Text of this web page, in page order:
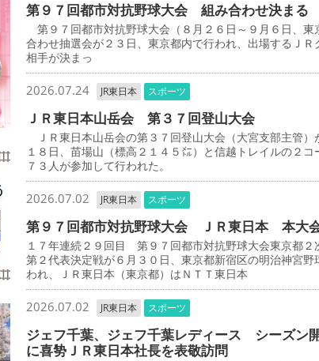
第９７回都市対抗野球大会 組み合わせ決まる
第９７回都市対抗野球大会（８月２６日～９月６日、東
合わせ抽選会が２３日、東京都内で行われ、出場するＪ
相手が決まっ
2026.07.24 JR東日本 スポーツ
ＪＲ東日本山岳会 第３７回登山大会
ＪＲ東日本山岳会の第３７回登山大会（大宮支部主管）
１８日、苗場山（標高２１４５㍍）と信越トレイルの２コ
７３人が参加して行われた。
2026.07.02 JR東日本 スポーツ
第９７回都市対抗野球大会 ＪＲ東日本 本大
１７年連続２９回目 第９７回都市対抗野球大会東京都２
第２代表決定戦が６月３０日、東京都新宿区の明治神宮野
われ、ＪＲ東日本（東京都）はＮＴＴ東日本
2026.07.02 JR東日本 スポーツ
ジェフ千葉、ジェフ千葉レディース シーズン
に喜㔟ＪＲ東日本社長を表敬訪問